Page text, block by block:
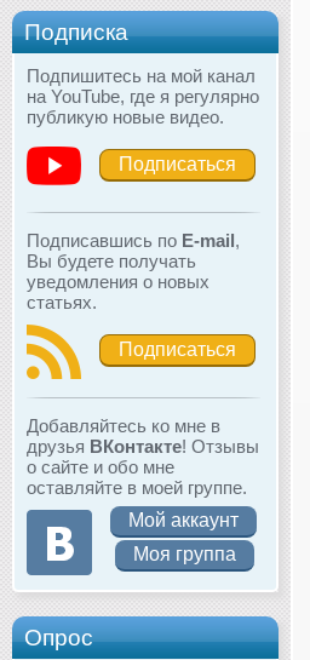
Подписка
Подпишитесь на мой канал
на YouTube, где я регулярно
публикую новые видео.
Подписаться
Подписавшись по E-mail,
Вы будете получать
уведомления о новых
статьях.
Подписаться
Добавляйтесь ко мне в
друзья ВКонтакте! Отзывы
о сайте и обо мне
оставляйте в моей группе.
Мой аккаунт
Моя группа
Опрос